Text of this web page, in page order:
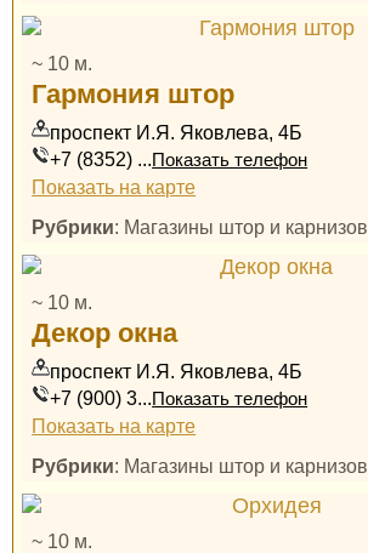
~ 10 м.
Гармония штор
проспект И.Я. Яковлева, 4Б
+7 (8352) ...Показать телефон
Показать на карте
Рубрики: Магазины штор и карнизов
~ 10 м.
Декор окна
проспект И.Я. Яковлева, 4Б
+7 (900) 3...Показать телефон
Показать на карте
Рубрики: Магазины штор и карнизов
~ 10 м.